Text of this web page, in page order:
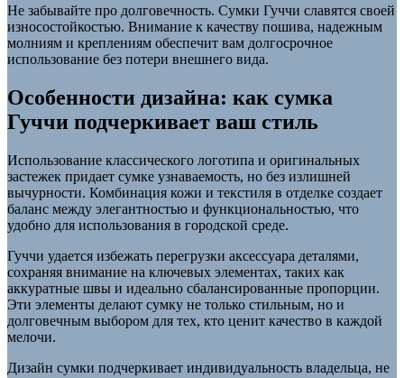
Не забывайте про долговечность. Сумки Гуччи славятся своей
износостойкостью. Внимание к качеству пошива, надежным
молниям и креплениям обеспечит вам долгосрочное
использование без потери внешнего вида.
Особенности дизайна: как сумка
Гуччи подчеркивает ваш стиль
Использование классического логотипа и оригинальных
застежек придает сумке узнаваемость, но без излишней
вычурности. Комбинация кожи и текстиля в отделке создает
баланс между элегантностью и функциональностью, что
удобно для использования в городской среде.
Гуччи удается избежать перегрузки аксессуара деталями,
сохраняя внимание на ключевых элементах, таких как
аккуратные швы и идеально сбалансированные пропорции.
Эти элементы делают сумку не только стильным, но и
долговечным выбором для тех, кто ценит качество в каждой
мелочи.
Дизайн сумки подчеркивает индивидуальность владельца, не